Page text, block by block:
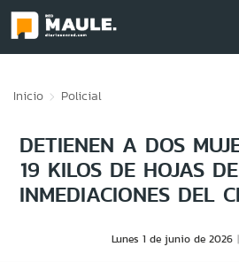
Inicio Policial
DETIENEN A DOS
19 KILOS DE HOJAS
INMEDIACIONES DEL
Lunes 1 de junio de 2026